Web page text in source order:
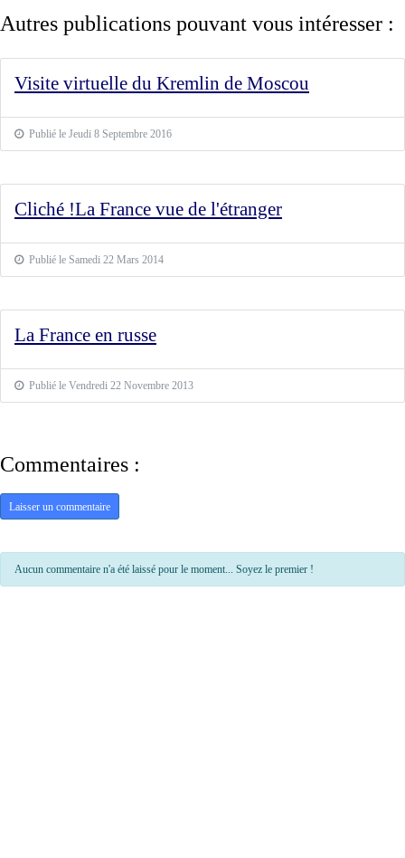
Autres publications pouvant vous intéresser :
Visite virtuelle du Kremlin de Moscou
Publié le Jeudi 8 Septembre 2016
Cliché !La France vue de l'étranger
Publié le Samedi 22 Mars 2014
La France en russe
Publié le Vendredi 22 Novembre 2013
Commentaires :
Laisser un commentaire
Aucun commentaire n'a été laissé pour le moment... Soyez le premier !